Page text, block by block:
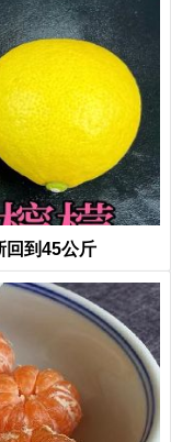
回到45公斤